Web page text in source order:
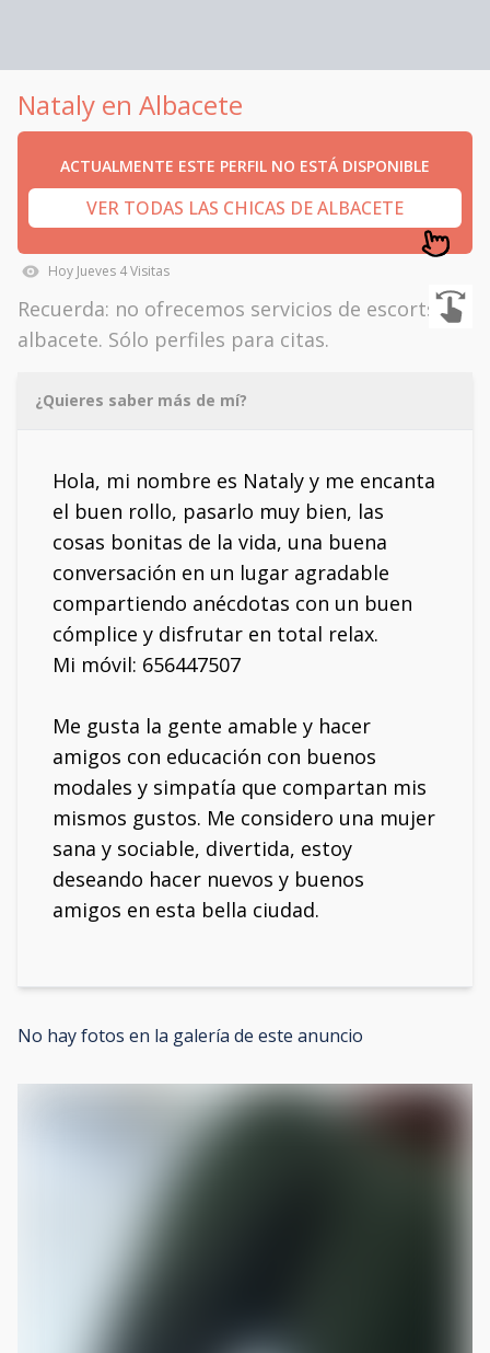
Nataly en Albacete
ACTUALMENTE ESTE PERFIL NO ESTÁ DISPONIBLE
VER TODAS LAS CHICAS DE ALBACETE
Hoy Jueves 4Visitas
Recuerda: no ofrecemos servicios de escorts en
albacete. Sólo perfiles para citas.
¿Quieres saber más de mí?
Hola, mi nombre es Nataly y me encanta
el buen rollo, pasarlo muy bien, las
cosas bonitas de la vida, una buena
conversación en un lugar agradable
compartiendo anécdotas con un buen
cómplice y disfrutar en total relax.
Mi móvil: 656447507
Me gusta la gente amable y hacer
amigos con educación con buenos
modales y simpatía que compartan mis
mismos gustos. Me considero una mujer
sana y sociable, divertida, estoy
deseando hacer nuevos y buenos
amigos en esta bella ciudad.
No hay fotos en la galería de este anuncio